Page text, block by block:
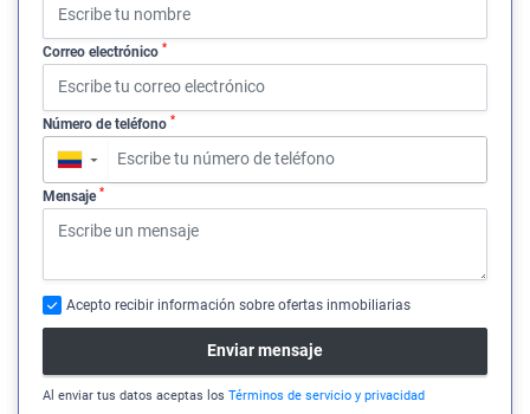
Correo electrónico *
Número de teléfono *
▼
Mensaje *
Acepto recibir información sobre ofertas inmobiliarias
Enviar mensaje
Al enviar tus datos aceptas los Términos de servicio y privacidad